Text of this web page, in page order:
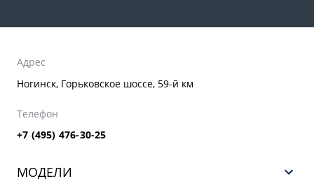
Адрес
Ногинск, Горьковское шоссе, 59-й км
Телефон
+7 (495) 476-30-25
МОДЕЛИ